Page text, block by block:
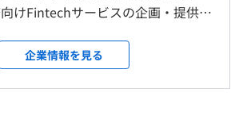
返り面談を半期に一回設けており、キ
重要視しております。
けFintechサービスの企画・提供を
を起こすための最先端Fintech×サー
おこなっています。 プロジェクト
たは一次請けで、上流から下流ま
企業情報を見る